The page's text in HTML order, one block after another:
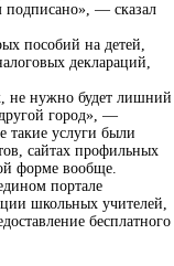
подписано», — сказал
пособий на детей,
деклараций,
не нужно будет лишний
другой город», —
такие услуги были
сайтах профильных
форме вообще.
портале
школьных учителей,
бесплатного